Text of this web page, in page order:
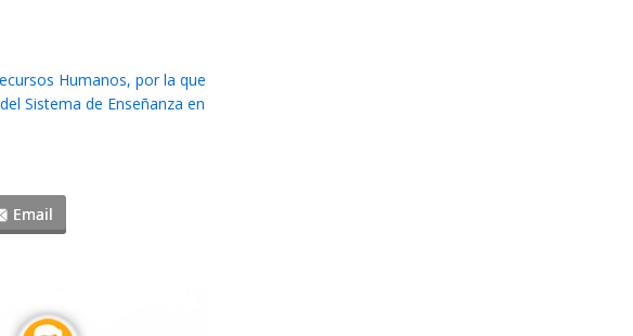
Humanos, por la que
Sistema de Enseñanza en
Email